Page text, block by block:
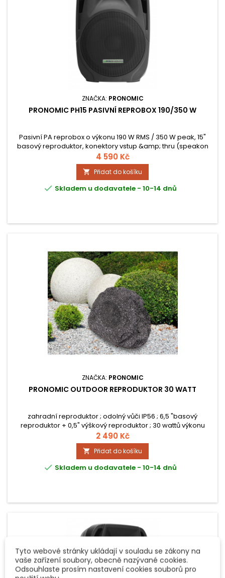
ZNAČKA: PRONOMIC
PRONOMIC PH15 PASIVNÍ REPROBOX 190/350 W
Pasivní PA reprobox o výkonu 190 W RMS / 350 W peak, 15"
basový reproduktor, konektory vstup &amp; thru (speakon
kompatibilní), hladké válcování ve spodní části, 3 rukojeti,
impedance: 8 ohmů, frekvenční rozsah: 40-17000 Hz, citlivost
(1W / 1m): 97dB (+/- 2dB), rozměry (ŠxVxH): 440 x 345 x 690
mm, hmotnost: 11,9 kg.
4 590 Kč
 Přidat do košíku
 Skladem u dodavatele - 10-14 dnů
ZNAČKA: PRONOMIC
PRONOMIC OUTDOOR REPRODUKTOR 30 WATT
zahradní reproduktor ; odolný vůči IP56 ; 6,5 "basový
reproduktor + 0,5" výškový reproduktor ; 30 wattů výkonu
hudby (RMS) ; odolné vůči UV záření ; 3 roky záruka
2 490 Kč
 Přidat do košíku
 Skladem u dodavatele - 10-14 dnů
Tyto webové stránky ukládají v souladu se zákony na
vaše zařízení soubory, obecně nazývané cookies.
Odsouhlaste prosím nastavení cookies souborů pro